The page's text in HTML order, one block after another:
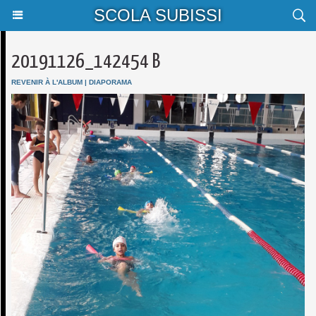
SCOLA SUBISSI
20191126_142454 B
REVENIR À L'ALBUM | DIAPORAMA